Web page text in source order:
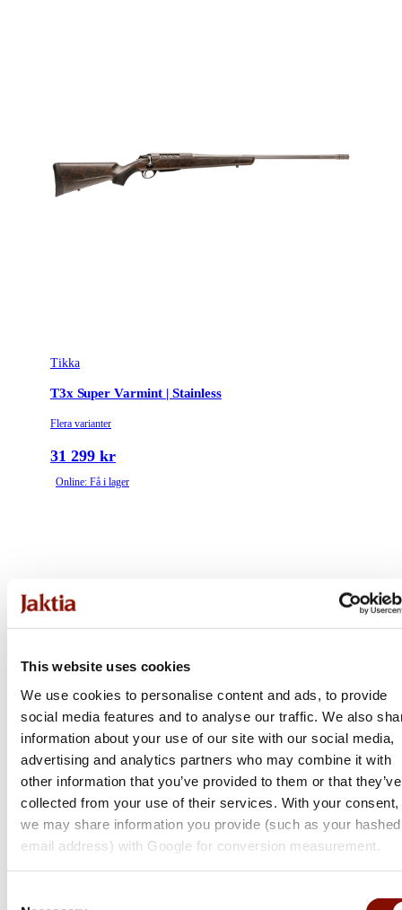
This website uses cookies
We use cookies to personalise content and ads, to provide
social media features and to analyse our traffic. We also
information about your use of our site with our social media,
advertising and analytics partners who may combine it with
other information that you’ve provided to them or that they’ve
collected from your use of their services. With your consent,
we may share information you provide (such as your hashed
email address) with Google for conversion measurement.
Tikka
T3x Super Varmint | Stainless
Flera varianter
31 299 kr
Online: Få i lager